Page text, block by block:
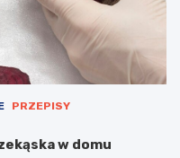
PRZEPISY
w domu